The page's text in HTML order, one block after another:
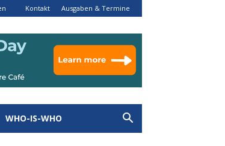
Kontakt Ausgaben & Termine
WHO-IS-WHO